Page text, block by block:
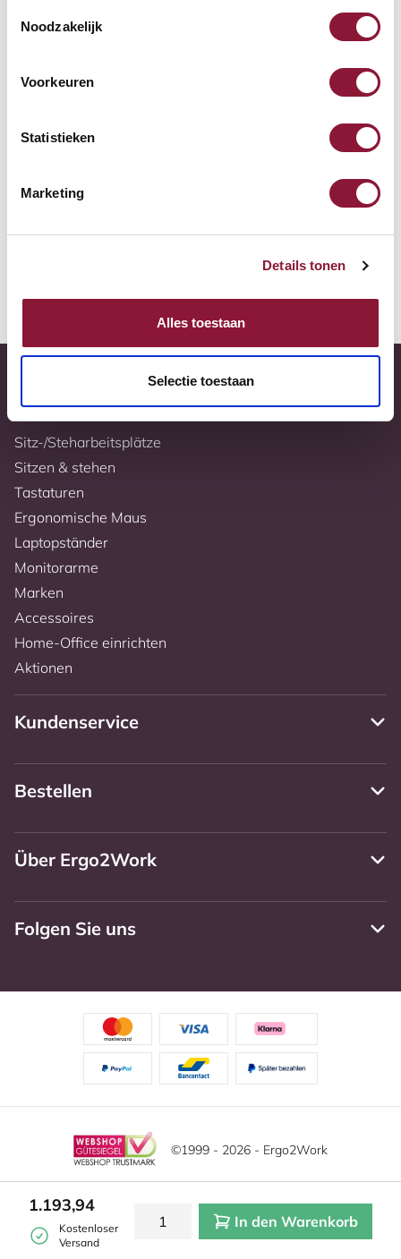
Noodzakelijk
Voorkeuren
Statistieken
Marketing
Details tonen
Alles toestaan
Selectie toestaan
Auf der Suche nach Stückzahlen? Machen Sie Ihren Arbeitsplatz
komplett und fordern Sie direkt ein individuelles Angebot an.
Zur Vergleichsliste hinzufügen
Tiefstpreisgarantie
10 Jahre Garantie
1.193,94
Kostenloser
Versand
In den Warenkorb
Sitz-/Steharbeitsplätze
Sitzen & stehen
Tastaturen
Ergonomische Maus
Laptopständer
Monitorarme
Marken
Accessoires
Home-Office einrichten
Aktionen
Kundenservice
Bestellen
Über Ergo2Work
Folgen Sie uns
©1999 - 2026 - Ergo2Work
Haftungsausschluss
Allgemeine Geschäftsbedingungen
Cookie-Einstellungen